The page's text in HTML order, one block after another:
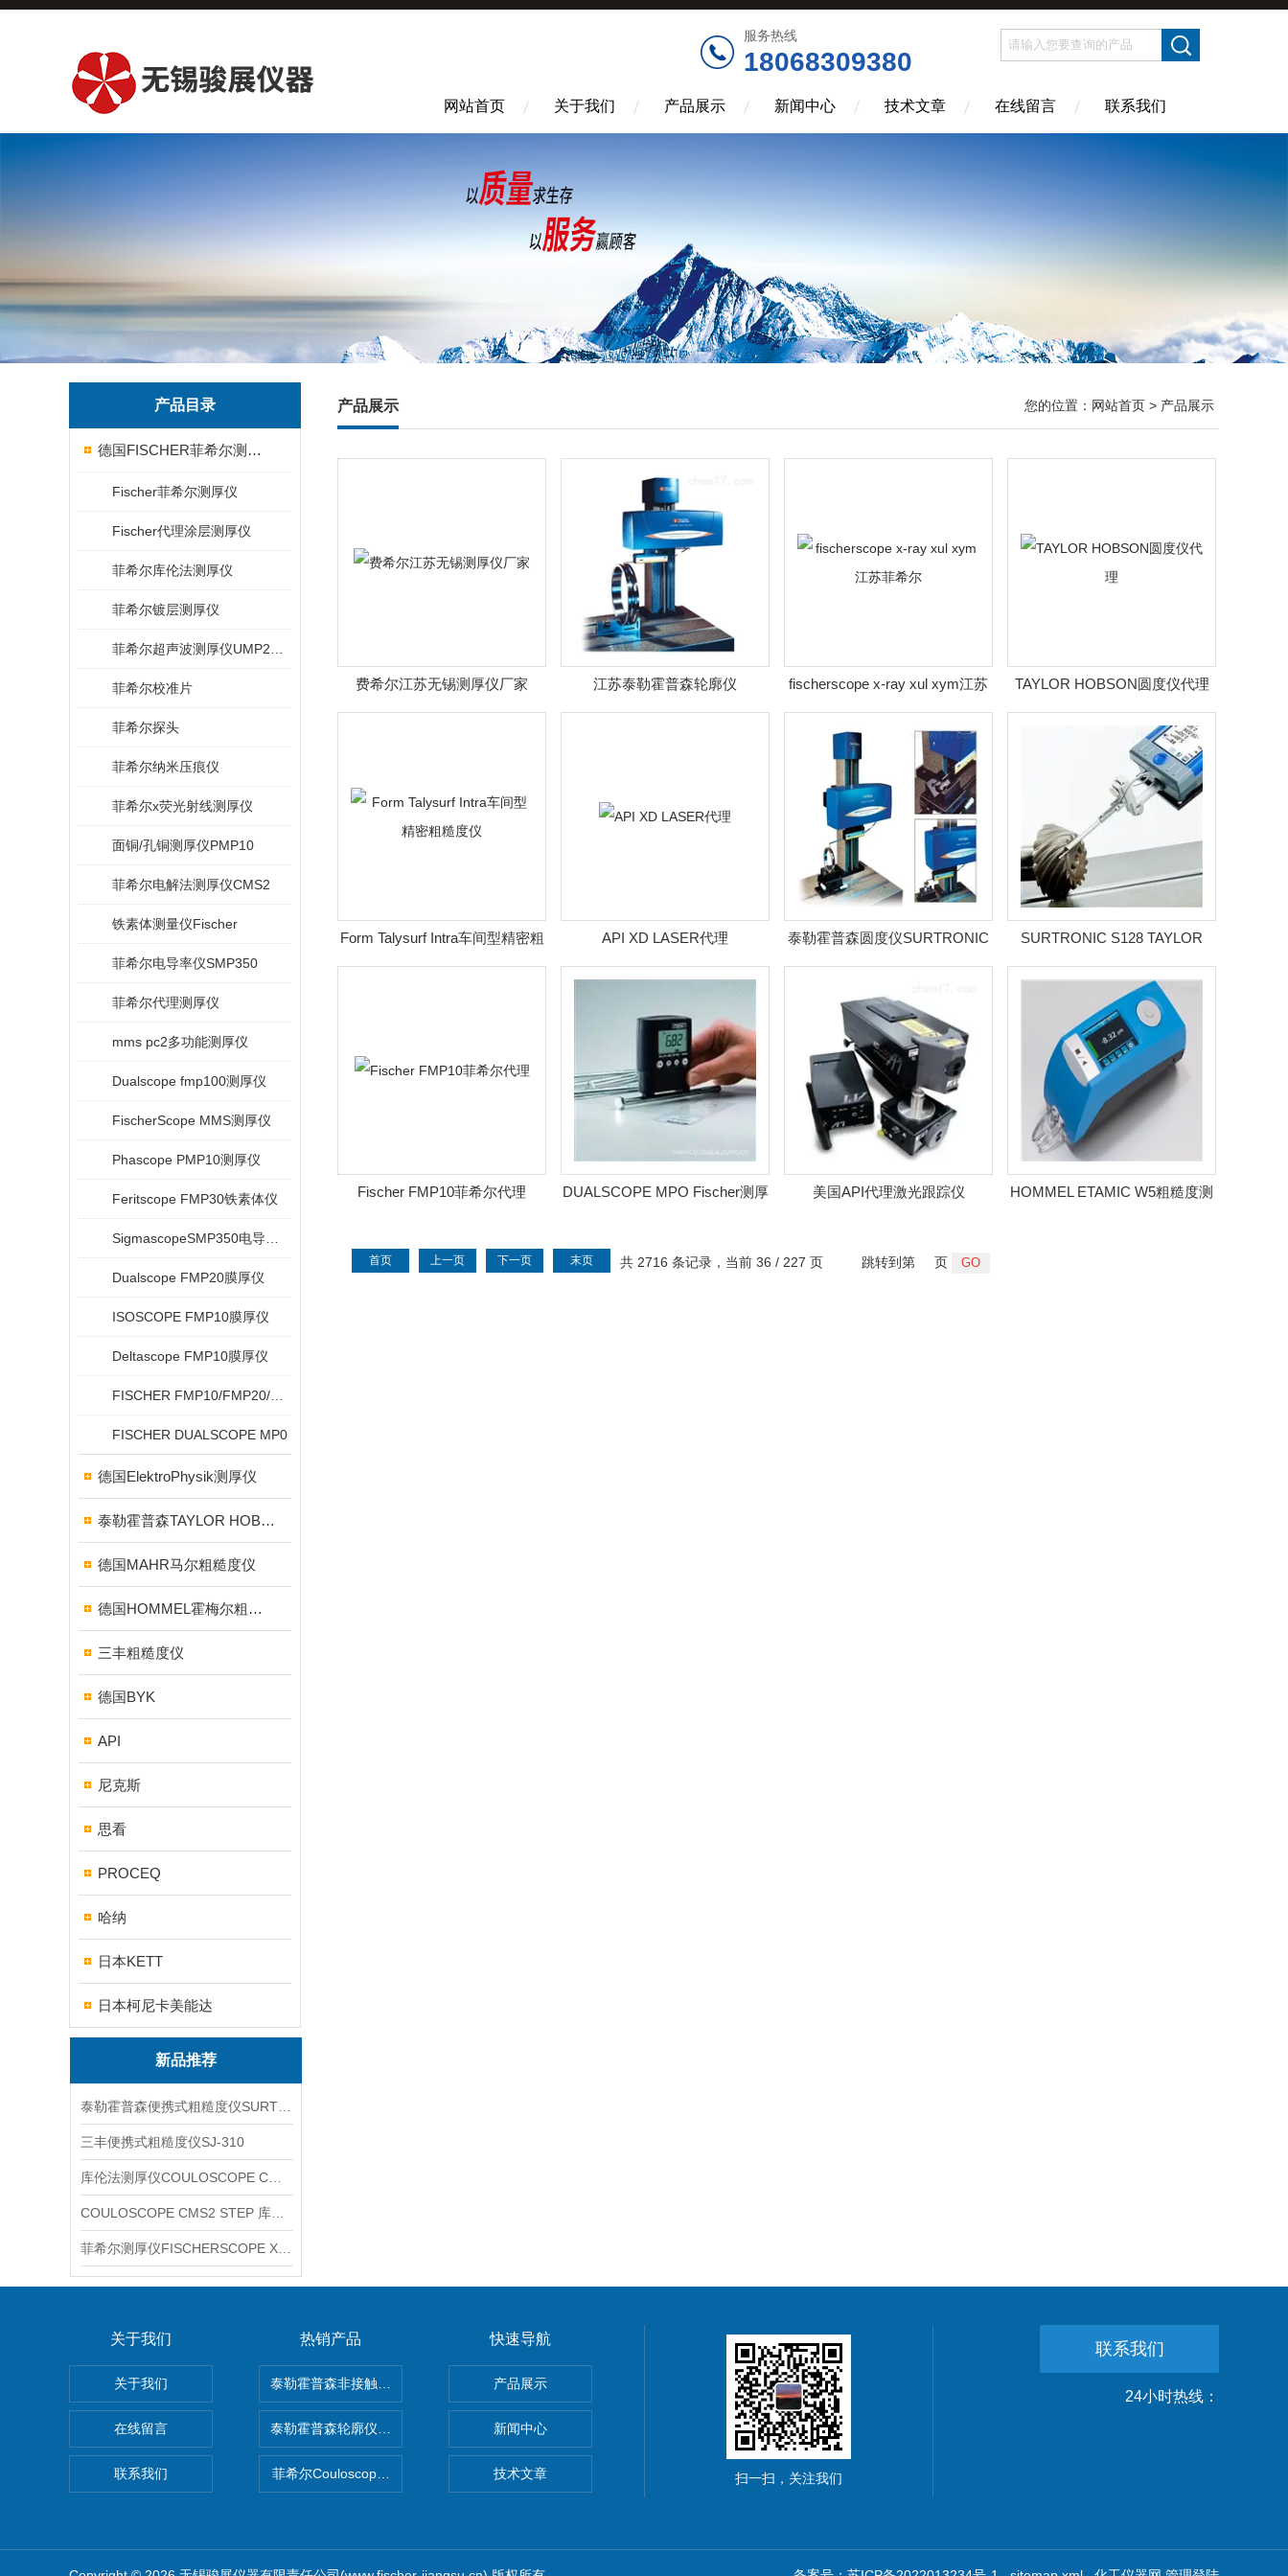
服务热线
18068309380
网站首页 关于我们 产品展示 新闻中心 技术文章 在线留言 联系我们
产品目录
德国FISCHER菲希尔测厚仪
Fischer菲希尔测厚仪
Fischer代理涂层测厚仪
菲希尔库伦法测厚仪
菲希尔镀层测厚仪
菲希尔校准片
菲希尔探头
菲希尔纳米压痕仪
菲希尔x荧光射线测厚仪
面铜/孔铜测厚仪PMP10
菲希尔电解法测厚仪CMS2
铁素体测量仪Fischer
菲希尔电导率仪SMP350
菲希尔代理测厚仪
mms pc2多功能测厚仪
Dualscope fmp100测厚仪
FischerScope MMS测厚仪
Phascope PMP10测厚仪
Feritscope FMP30铁素体仪
Dualscope FMP20膜厚仪
ISOSCOPE FMP10膜厚仪
Deltascope FMP10膜厚仪
FISCHER DUALSCOPE MP0
德国ElektroPhysik测厚仪
泰勒霍普森TAYLOR HOBSON粗糙度仪
德国MAHR马尔粗糙度仪
德国HOMMEL霍梅尔粗糙度仪
三丰粗糙度仪
德国BYK
API
尼克斯
思看
PROCEQ
哈纳
日本KETT
日本柯尼卡美能达
新品推荐
三丰便携式粗糙度仪SJ-310
产品展示 您的位置： 网站首页 > 产品展示
费希尔江苏无锡测厚仪厂家 江苏泰勒霍普森轮廓仪
fischerscope x-ray xul xym江苏
菲希尔
TAYLOR HOBSON圆度仪代理
Form Talysurf Intra车间型精密粗
糙度仪
API XD LASER代理
泰勒霍普森圆度仪SURTRONIC
R100
SURTRONIC S128 TAYLOR
Fischer FMP10菲希尔代理
DUALSCOPE MPO Fischer测厚
美国API代理激光跟踪仪
HOMMEL ETAMIC W5粗糙度测
共 2716 条记录，当前 36 / 227 页
首页 上一页 下一页 末页 跳转到第 页
关于我们
关于我们
在线留言
联系我们
热销产品
泰勒霍普森非接触式轮廓仪LUPHOScan 850 HD
泰勒霍普森轮廓仪|TAYLOR HOBSON
菲希尔Couloscope CMS2电解法测厚仪
快速导航
产品展示
新闻中心
技术文章 扫一扫，关注我们
联系我们
24小时热线：